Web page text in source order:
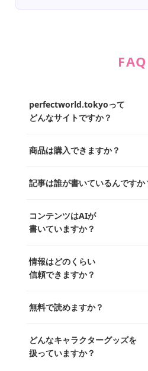
FAQ
perfectworld.tokyoって
どんなサイトですか？
ってもらうニュースサイトです
を中心に行われており、私たちは
商品は購入できますか？
「perfectworld.shop」で、ほと
があり、そこからジャンプできま
記事は誰が書いているんですか
ています。記事内の99%を超え
ずつ心を込めて自分たちで撮影し
ッズを収集し、月に1,000点の新
長KOSが全記事を監修しています。
コンテンツはAIが
書いていますか？
書いています。AIは使用していま
認を行い、手動で更新しています。
情報はどのくらい
信頼できますか？
いをお届けすることは保証しま
め、正確な情報をお伝えできない
無料で読めますか？
どんなキャラクターグッズを
扱っていますか？